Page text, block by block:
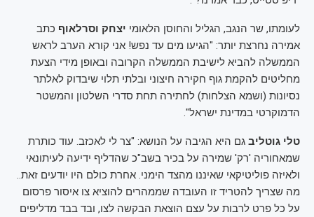
לעומתו, שר הנגב, הגליל והחוסן הלאומי יצחק וסרלאוף כתב
אמירה נחרצת יותר: "הגיעו מים עד נפש! אני קורא הערב לראש
הממשלה להביא לישיבת הממשלה הקרובה ובאופן מידי הצעת
מחליטים להקמת גוף חקירה חיצוני ובלתי תלוי שיבדוק לאלתר
נסיונות (ושמא הצלחות) לחתירה תחת סדרי השלטון והמשטר
הדמוקרטי במדינת ישראל".
טלי גוטליב גם היא הגיבה על הנושא: "צר לי לאכזב. עוד כותרת
שמאחוריה 'רק' שמירה על בכיר בשב"כ שהדליף ידיעה לעיתונאי
ולאיזה פוליטיקאי שאיננו מהצד הימני. אחרת כולם היו יודעים זאת..
מה שצריך להטריד זו העובדה שממהרים להוציא צו איסור פרסום
על כל פרט לרבות על עצם הוצאת הבקשה לצו, ובד בבד מדליפים